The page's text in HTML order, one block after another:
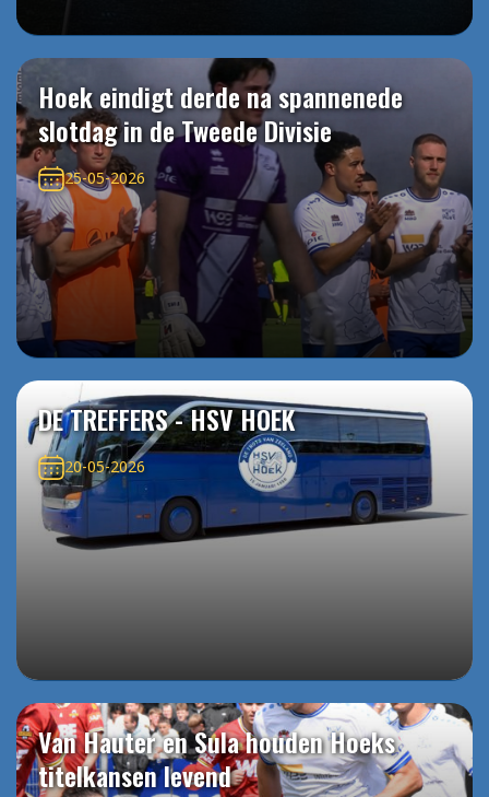
Hoek eindigt derde na spannenede
slotdag in de Tweede Divisie
25-05-2026
DE TREFFERS - HSV HOEK
20-05-2026
Van Hauter en Sula houden Hoeks
titelkansen levend